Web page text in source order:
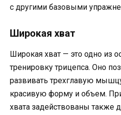
с другими базовыми
Широкая хват
Широкая хват — это одно из
тренировку трицепса. Оно
развивать трехглавую
красивую форму и объем.
хвата задействованы также